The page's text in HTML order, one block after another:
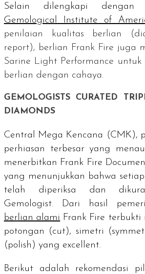
Selain dilengkapi dengan
Gemological Institute of
penilaian kualitas berlian (
report), berlian Frank Fire juga
Sarine Light Performance untuk
berlian dengan cahaya.
GEMOLOGISTS CURATED
DIAMONDS
Central Mega Kencana (CMK),
perhiasan terbesar yang
menerbitkan Frank Fire
yang menunjukkan bahwa
telah diperiksa dan
Gemologist.
Dari hasil
berlian alami Frank Fire
potongan (cut), simetri (
( polish ) yang excellent.
Berikut adalah rekomendasi